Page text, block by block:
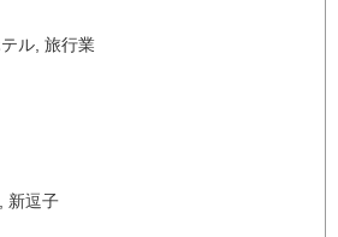
ル 旅行業
新逗子